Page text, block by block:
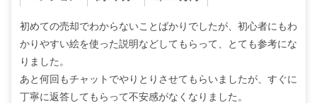
初めての売却でわからないことばかりでしたが、初心者にもわ
かりやすい絵を使った説明などしてもらって、とても参考にな
りました。
あと何回もチャットでやりとりさせてもらいましたが、すぐに
丁寧に返答してもらって不安感がなくなりました。